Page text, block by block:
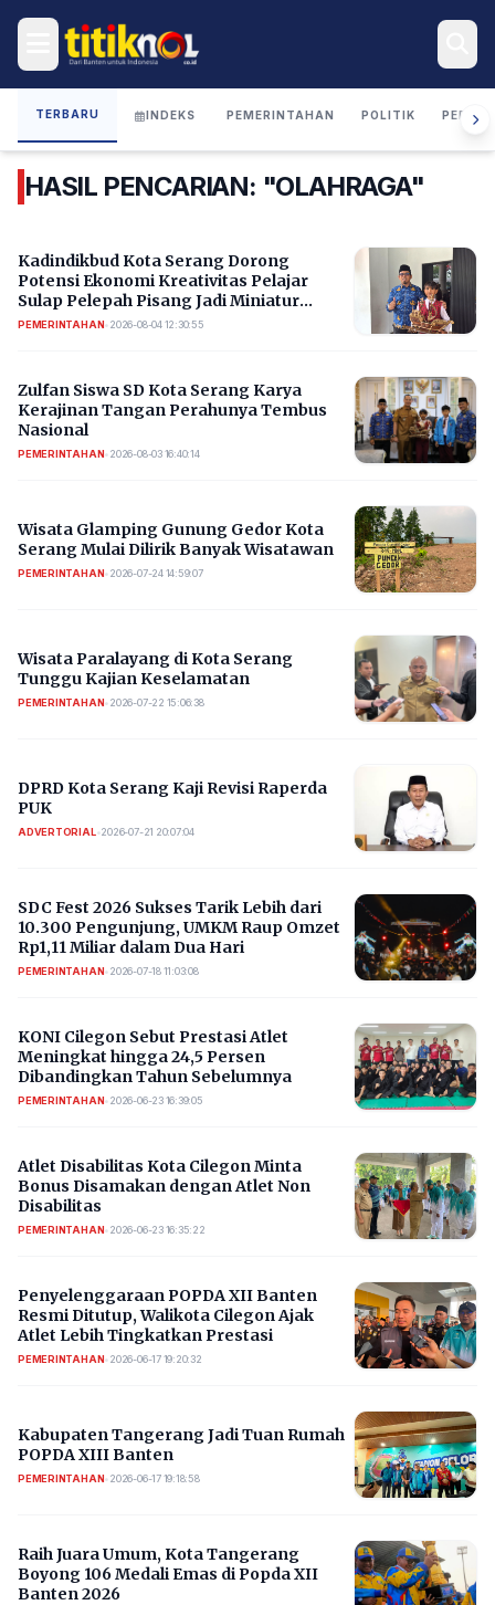
TERBARU INDEKS PEMERINTAHAN POLITIK
HASIL PENCARIAN: "OLAHRAGA"
Kadindikbud Kota Serang Dorong
Potensi Ekonomi Kreativitas Pelajar
Sulap Pelepah Pisang Jadi Miniatur
Perahu
PEMERINTAHAN• 2026-08-04 12:30:55
Zulfan Siswa SD Kota Serang Karya
Kerajinan Tangan Perahunya Tembus
Nasional
PEMERINTAHAN• 2026-08-03 16:40:14
Wisata Glamping Gunung Gedor Kota
Serang Mulai Dilirik Banyak Wisatawan
PEMERINTAHAN• 2026-07-24 14:59:07
Wisata Paralayang di Kota Serang
Tunggu Kajian Keselamatan
PEMERINTAHAN• 2026-07-22 15:06:38
DPRD Kota Serang Kaji Revisi Raperda
PUK
ADVERTORIAL•2026-07-21 20:07:04
SDC Fest 2026 Sukses Tarik Lebih dari
10.300 Pengunjung, UMKM Raup Omzet
Rp1,11 Miliar dalam Dua Hari
PEMERINTAHAN• 2026-07-18 11:03:08
KONI Cilegon Sebut Prestasi Atlet
Meningkat hingga 24,5 Persen
Dibandingkan Tahun Sebelumnya
PEMERINTAHAN• 2026-06-23 16:39:05
Atlet Disabilitas Kota Cilegon Minta
Bonus Disamakan dengan Atlet Non
Disabilitas
PEMERINTAHAN• 2026-06-23 16:35:22
Penyelenggaraan POPDA XII Banten
Resmi Ditutup, Walikota Cilegon Ajak
Atlet Lebih Tingkatkan Prestasi
PEMERINTAHAN• 2026-06-17 19:20:32
Kabupaten Tangerang Jadi Tuan Rumah
POPDA XIII Banten
PEMERINTAHAN• 2026-06-17 19:18:58
Raih Juara Umum, Kota Tangerang
Boyong 106 Medali Emas di Popda XII
Banten 2026